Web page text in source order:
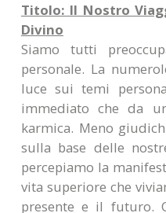
Titolo: Il Nostro
Divino
Siamo tutti
personale. La
luce sui temi
immediato che da
karmica. Meno
sulla base delle
percepiamo la
vita superiore che
presente e il futuro.